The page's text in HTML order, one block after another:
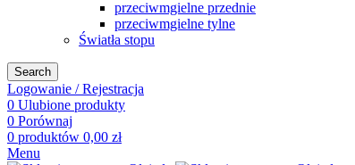
przeciwmgielne przednie
przeciwmgielne tylne
Światła stopu
Search
Logowanie / Rejestracja
0 Ulubione produkty
0 Porównaj
0 produktów 0,00 zł
Menu